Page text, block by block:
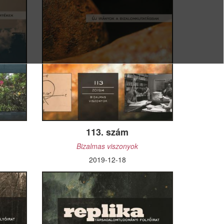
113. szám
Bizalmas viszonyok
2019-12-18
ha
az
együtt